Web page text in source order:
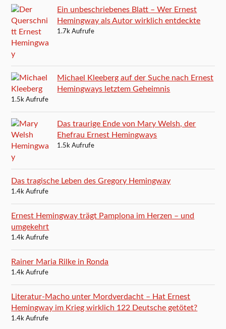
Ein unbeschriebenes Blatt – Wer Ernest
Hemingway als Autor wirklich entdeckte
1.7k Aufrufe
Michael Kleeberg auf der Suche nach Ernest
Hemingways letztem Geheimnis
1.5k Aufrufe
Das traurige Ende von Mary Welsh, der
Ehefrau Ernest Hemingways
1.5k Aufrufe
Das tragische Leben des Gregory Hemingway
1.4k Aufrufe
Ernest Hemingway trägt Pamplona im Herzen – und
umgekehrt
1.4k Aufrufe
Rainer Maria Rilke in Ronda
1.4k Aufrufe
Literatur-Macho unter Mordverdacht – Hat Ernest
Hemingway im Krieg wirklich 122 Deutsche getötet?
1.4k Aufrufe